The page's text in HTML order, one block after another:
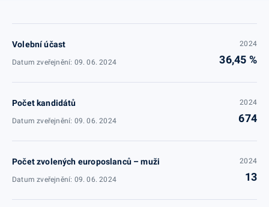
Volební účast
Datum zveřejnění: 09. 06. 2024
2024
36,45 %
Počet kandidátů
Datum zveřejnění: 09. 06. 2024
2024
674
Počet zvolených europoslanců – muži
Datum zveřejnění: 09. 06. 2024
2024
13